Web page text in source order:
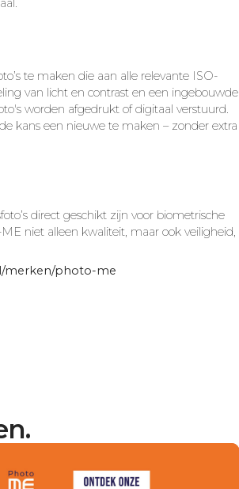
te maken die aan alle relevante ISO-
van licht en contrast en een ingebouwde
worden afgedrukt of digitaal verstuurd.
kans een nieuwe te maken – zonder extra
direct geschikt zijn voor biometrische
niet alleen kwaliteit, maar ook veiligheid,
merken/photo-me